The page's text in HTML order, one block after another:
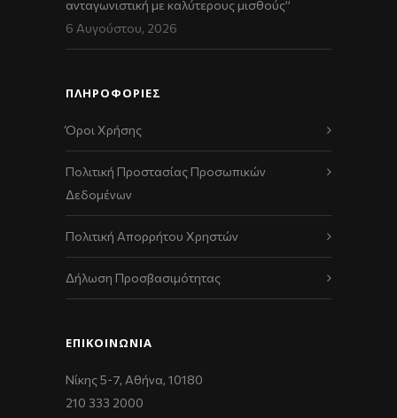
ανταγωνιστική με καλύτερους μισθούς”
6 Αυγούστου, 2026
ΠΛΗΡΟΦΟΡΙΕΣ
Όροι Χρήσης
Πολιτική Προστασίας Προσωπικών
Δεδομένων
Πολιτική Απορρήτου Χρηστών
Δήλωση Προσβασιμότητας
ΕΠΙΚΟΙΝΩΝΊΑ
Νίκης 5-7, Αθήνα, 10180
210 333 2000